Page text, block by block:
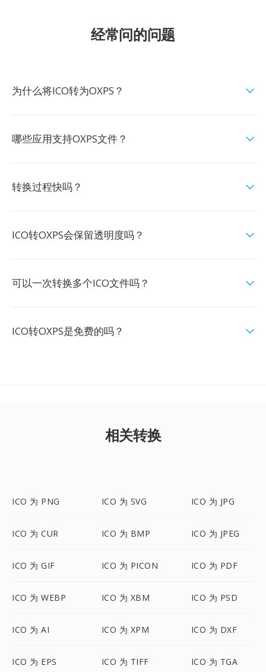
经常问的问题
为什么将ICO转为OXPS？
哪些应用支持OXPS文件？
转换过程快吗？
ICO转OXPS会保留透明度吗？
可以一次转换多个ICO文件吗？
ICO转OXPS是免费的吗？
相关转换
ICO 为 PNG ICO 为 SVG ICO 为 JPG
ICO 为 CUR ICO 为 BMP ICO 为 JPEG
ICO 为 GIF ICO 为 PICON ICO 为 PDF
ICO 为 WEBP ICO 为 XBM ICO 为 PSD
ICO 为 AI ICO 为 XPM ICO 为 DXF
ICO 为 EPS ICO 为 TIFF ICO 为 TGA